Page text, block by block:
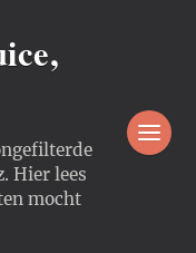
Hier lees
mocht